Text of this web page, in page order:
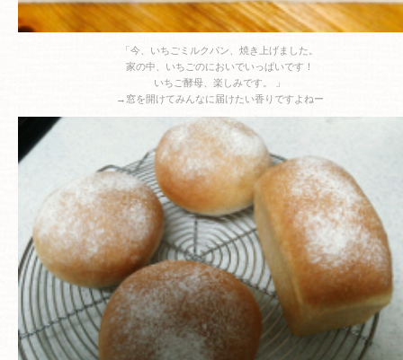
「今、いちごミルクパン、焼き上げました。
家の中、いちごのにおいでいっぱいです！
いちご酵母、楽しみです。 」
→窓を開けてみんなに届けたい香りですよねー